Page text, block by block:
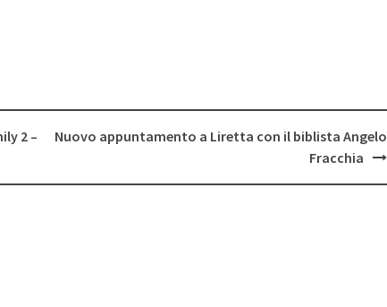
2 –
Nuovo appuntamento a Liretta con il biblista Angelo
Fracchia